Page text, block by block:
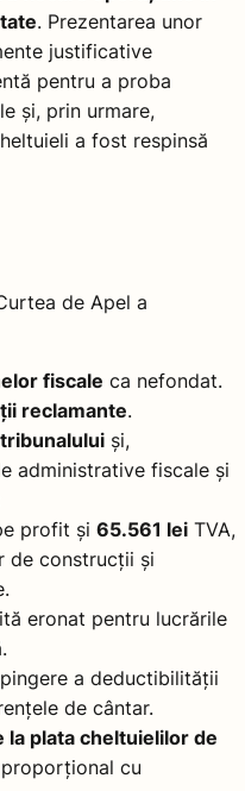
. Prezentarea unor
justificative
pentru a proba
și, prin urmare,
a fost respinsă
de Apel a
fiscale ca nefondat.
reclamante.
și,
administrative fiscale și
profit și 65.561 lei TVA,
de construcții și
eronat pentru lucrările
a deductibilității
de cântar.
la plata cheltuielilor de
cu